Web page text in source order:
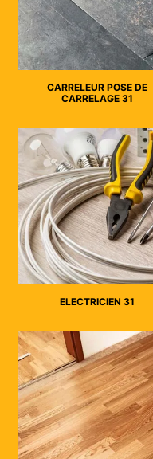
CARRELEUR POSE DE
CARRELAGE 31
ELECTRICIEN 31